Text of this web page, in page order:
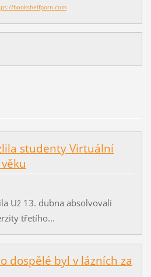
bookshelfporn.com
studenty Virtuální
Už 13. dubna absolvovali
třetího...
dospělé byl v lázních za